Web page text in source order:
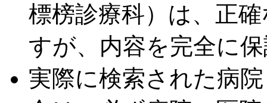
標榜診療科）は、正
すが、内容を完全に
実際に検索された病